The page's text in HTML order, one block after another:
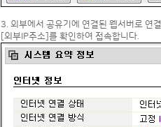
3. 외부에서 공유기에 연결된 웹서버로
[외부IP주소]를 확인하여 접속합니다.